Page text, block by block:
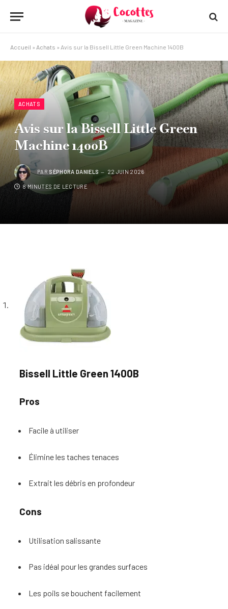
Accueil » Achats » Avis sur la Bissell Little Green Machine 1400B
ACHATS
Avis sur la Bissell Little Green
Machine 1400B
PAR SÉPHORA DANIELS 22 JUIN 2026
8 MINUTES DE LECTURE
Bissell Little Green 1400B
Pros
Facile à utiliser
Élimine les taches tenaces
Extrait les débris en profondeur
Cons
Utilisation salissante
Pas idéal pour les grandes surfaces
Les poils se bouchent facilement